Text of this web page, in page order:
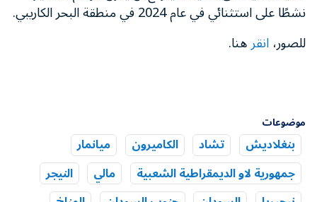
نشطًا على استثنائي في عام 2024 في منطقة البحر الكاريبي.
للصور،انقرهنا.
موضوعات
بنغلاديش تشاد الكاميرون
ميانمار
جمهورية لاو الديمقراطية الشعبية
مالي
النيجر